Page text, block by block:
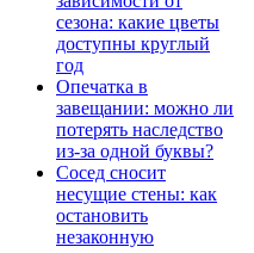
сезона: какие цветы
доступны круглый
год
Опечатка в
завещании: можно ли
потерять наследство
из-за одной буквы?
Сосед сносит
несущие стены: как
остановить
незаконную